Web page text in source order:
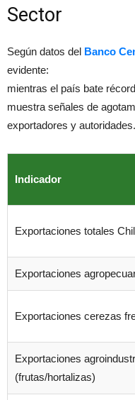
Sector
Según datos del Banco
evidente:
mientras el país bate
muestra señales de
exportadores y autoridades.
Indicador
Exportaciones totales
Exportaciones
Exportaciones cerezas
Exportaciones
(frutas/hortalizas)